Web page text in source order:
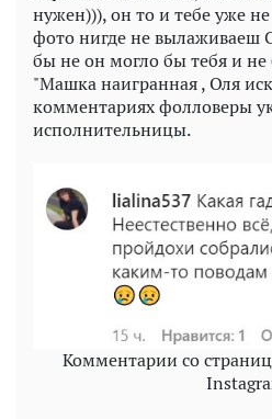
нужен))), он то и тебе уже
фото нигде не
бы не он могло бы тебя и
"Машка наигранная , Оля
комментариях фолловеры
исполнительницы.
Комментарии со